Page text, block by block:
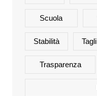
Scuola
Stabilità Tagli
Trasparenza